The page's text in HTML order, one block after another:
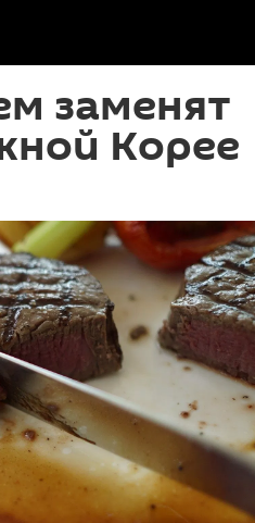
заменят
Корее